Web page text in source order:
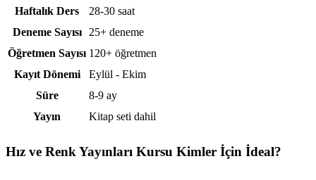
Haftalık Ders
28-30 saat
Deneme Sayısı
25+ deneme
Öğretmen Sayısı 120+ öğretmen
Kayıt Dönemi
Eylül - Ekim
Süre
8-9 ay
Yayın
Kitap seti dahil
Hız ve Renk Yayınları Kursu Kimler İçin İdeal?